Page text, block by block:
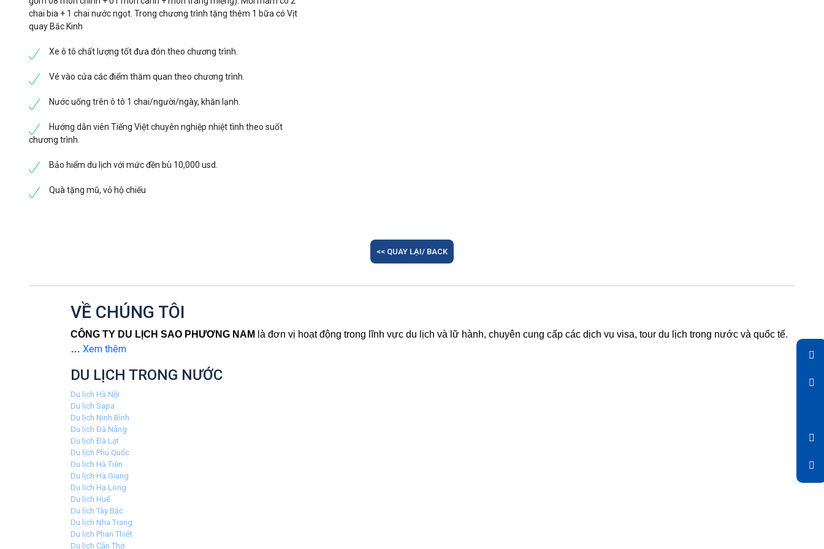
chai bia + 1 chai nước ngọt. Trong chương trình tặng thêm 1 bữa có Vịt
quay Bắc Kinh
Xe ô tô chất lượng tốt đưa đón theo chương trình.
Vé vào cửa các điểm thăm quan theo chương trình.
Nước uống trên ô tô 1 chai/người/ngày, khăn lạnh.
Hướng dẫn viên Tiếng Việt chuyên nghiệp nhiệt tình theo suốt
chương trình.
Bảo hiểm du lịch với mức đền bù 10,000 usd.
Quà tặng mũ, vỏ hộ chiếu
<< QUAY LẠI/ BACK
VỀ CHÚNG TÔI
CÔNG TY DU LỊCH SAO PHƯƠNG NAM là đơn vị hoạt động trong lĩnh vực du lịch và lữ hành, chuyên cung cấp các dịch vụ visa, tour du lịch trong nước và quốc tế.
… Xem thêm
DU LỊCH TRONG NƯỚC
Du lịch Hà Nội
Du lịch Sapa
Du lịch Ninh Bình
Du lịch Đà Nẵng
Du lịch Đà Lạt
Du lịch Phú Quốc
Du lịch Hà Tiên
Du lịch Hà Giang
Du lịch Hạ Long
Du lịch Huế
Du lịch Tây Bắc
Du lịch Nha Trang
Du lịch Phan Thiết
Du lịch Cần Thơ